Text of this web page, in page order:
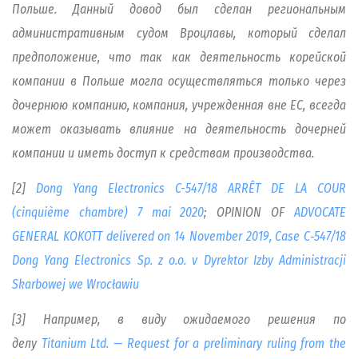
Польше. Данный довод был сделан региональным
административным судом Вроцлавы, который сделал
предположение, что так как деятельность корейской
компании в Польше могла осуществляться только через
дочернюю компанию, компания, учрежденная вне ЕС, всегда
может оказывать влияние на деятельность дочерней
компании и иметь доступ к средствам производства.
[2] Dong Yang Electronics C-547/18 ARRÊT DE LA COUR
(cinquième chambre) 7 mai 2020; OPINION OFADVOCATE
GENERAL KOKOTT delivered on 14 November 2019, Case C‑547/18
Dong Yang Electronics Sp. z o.o. v Dyrektor Izby Administracji
Skarbowej we Wrocławiu
[3] Например, в виду ожидаемого решения по
делу Titanium Ltd. — Request for a preliminary ruling from the